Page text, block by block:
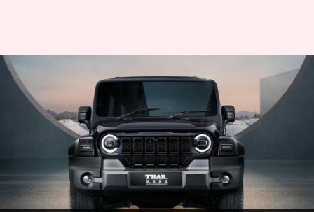
महिंद्रा थार रॉक्स के इंटीरियर में इन
फीचर्स की हुई पुष्टि, सामने आया नया
टीजर
दिनेश चंद शर्मा Aug 11, 2024 10:48 am
क्या है खबर?